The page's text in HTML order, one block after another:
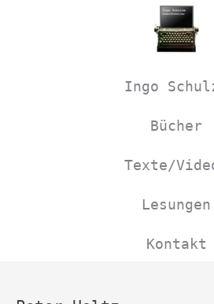
Ingo
Bücher
Texte/
Lesungen
Kontakt